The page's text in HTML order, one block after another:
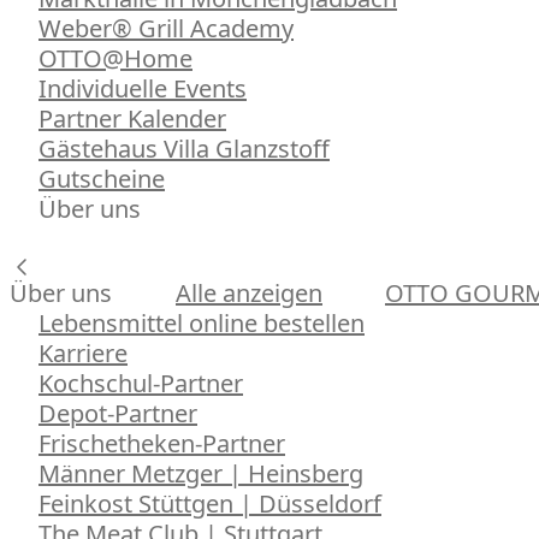
Weber® Grill Academy
OTTO@Home
Individuelle Events
Partner Kalender
Gästehaus Villa Glanzstoff
Gutscheine
Über uns
Über uns Alle anzeigen
OTTO
Lebensmittel online bestellen
Karriere
Kochschul-Partner
Depot-Partner
Frischetheken-Partner
Männer Metzger | Heinsberg
Feinkost Stüttgen | Düsseldorf